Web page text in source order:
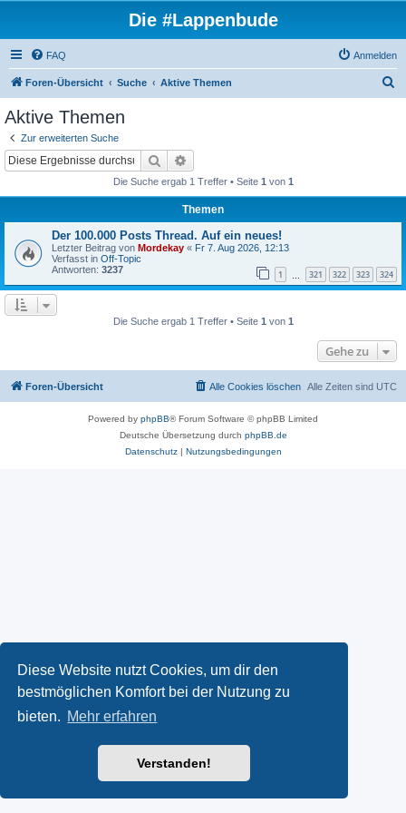
Diese Website nutzt Cookies, um dir den
bestmöglichen Komfort bei der Nutzung zu
bieten. Mehr erfahren
Verstanden!
Die #Lappenbude
FAQ Anmelden
Foren-Übersicht Suche Aktive Themen
Aktive Themen
Zur erweiterten Suche
Suche
Die Suche ergab 1 Treffer • Seite 1 von 1
Themen
Der 100.000 Posts Thread. Auf ein neues!
Letzter Beitrag von Mordekay « Fr 7. Aug 2026, 12:13
Verfasst in Off-Topic
Antworten: 3237 1 321 322 323 324
Die Suche ergab 1 Treffer • Seite 1 von 1
Gehe zu
Foren-Übersicht Alle Zeiten sind UTC
Alle Cookies löschen
Powered by phpBB® Forum Software © phpBB Limited
Deutsche Übersetzung durch phpBB.de
Datenschutz| Nutzungsbedingungen